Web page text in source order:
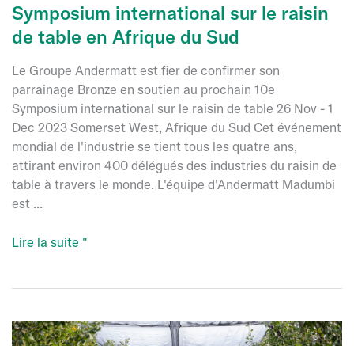
Symposium international sur le raisin
de table en Afrique du Sud
Le Groupe Andermatt est fier de confirmer son
parrainage Bronze en soutien au prochain 10e
Symposium international sur le raisin de table 26 Nov - 1
Dec 2023 Somerset West, Afrique du Sud Cet événement
mondial de l'industrie se tient tous les quatre ans,
attirant environ 400 délégués des industries du raisin de
table à travers le monde. L'équipe d'Andermatt Madumbi
est ...
Symposium
raisin
de
Lire la suite "